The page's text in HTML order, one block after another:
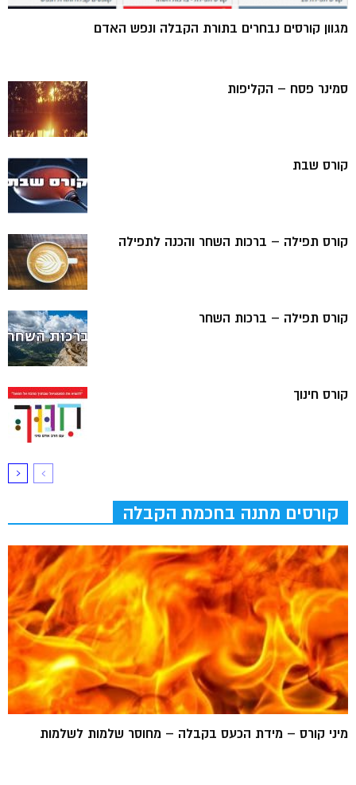
מגוון קורסים נבחרים בתורת הקבלה ונפש האדם
סמינר פסח – הקליפות
קורס שבת
קורס תפילה – ברכות השחר והכנה לתפילה
קורס תפילה – ברכות השחר
קורס חינוך
קורסים מתנה בחכמת הקבלה
מיני קורס – מידת הכעס בקבלה – מחוסר שלמות לשלמות